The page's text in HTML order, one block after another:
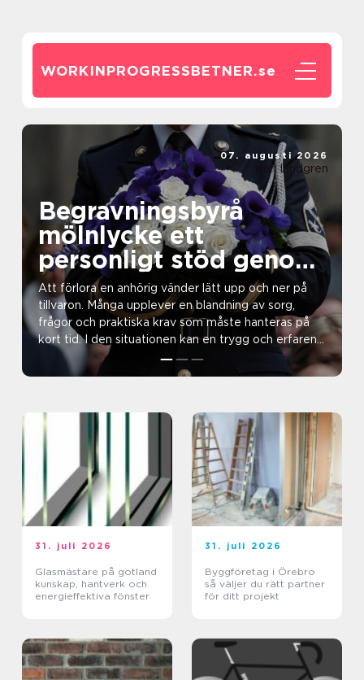
WORKINPROGRESSBETNER.se
Begravningsbyrå
mölnlycke ett
personligt stöd genom
hela avskedet
Att förlora en anhörig vänder lätt upp och ner på
tillvaron. Många upplever en blandning av sorg,
frågor och praktiska krav som måste hanteras på
kort tid. I den situationen kan en trygg och erfaren
07. augusti 2026
Karl Lindgren
31. juli 2026
Glasmästare på gotland
kunskap, hantverk och
energieffektiva fönster
31. juli 2026
Byggföretag i Örebro
så väljer du rätt partner
för ditt projekt